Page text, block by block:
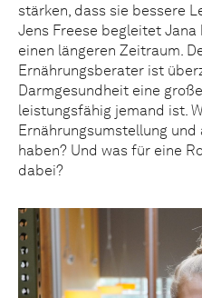
stärken, dass sie bessere
Jens Freese begleitet
einen längeren Zeitraum.
Ernährungsberater ist
Darmgesundheit eine
leistungsfähig jemand ist.
Ernährungsumstellung
haben? Und was für eine
dabei?